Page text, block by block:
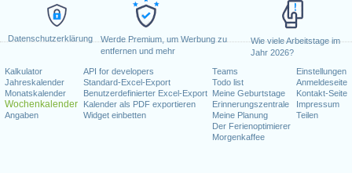
Datenschutzerklärung
Werde Premium, um Werbung zu
entfernen und mehr
Wie viele Arbeitstage im
Jahr 2026?
Kalkulator
Jahreskalender
Monatskalender
Wochenkalender
Angaben
API for developers
Standard-Excel-Export
Benutzerdefinierter Excel-Export
Kalender als PDF exportieren
Widget einbetten
Teams
Todo list
Meine Geburtstage
Erinnerungszentrale
Meine Planung
Der Ferienoptimierer
Morgenkaffee
Einstellungen
Anmeldeseite
Kontakt-Seite
Impressum
Teilen